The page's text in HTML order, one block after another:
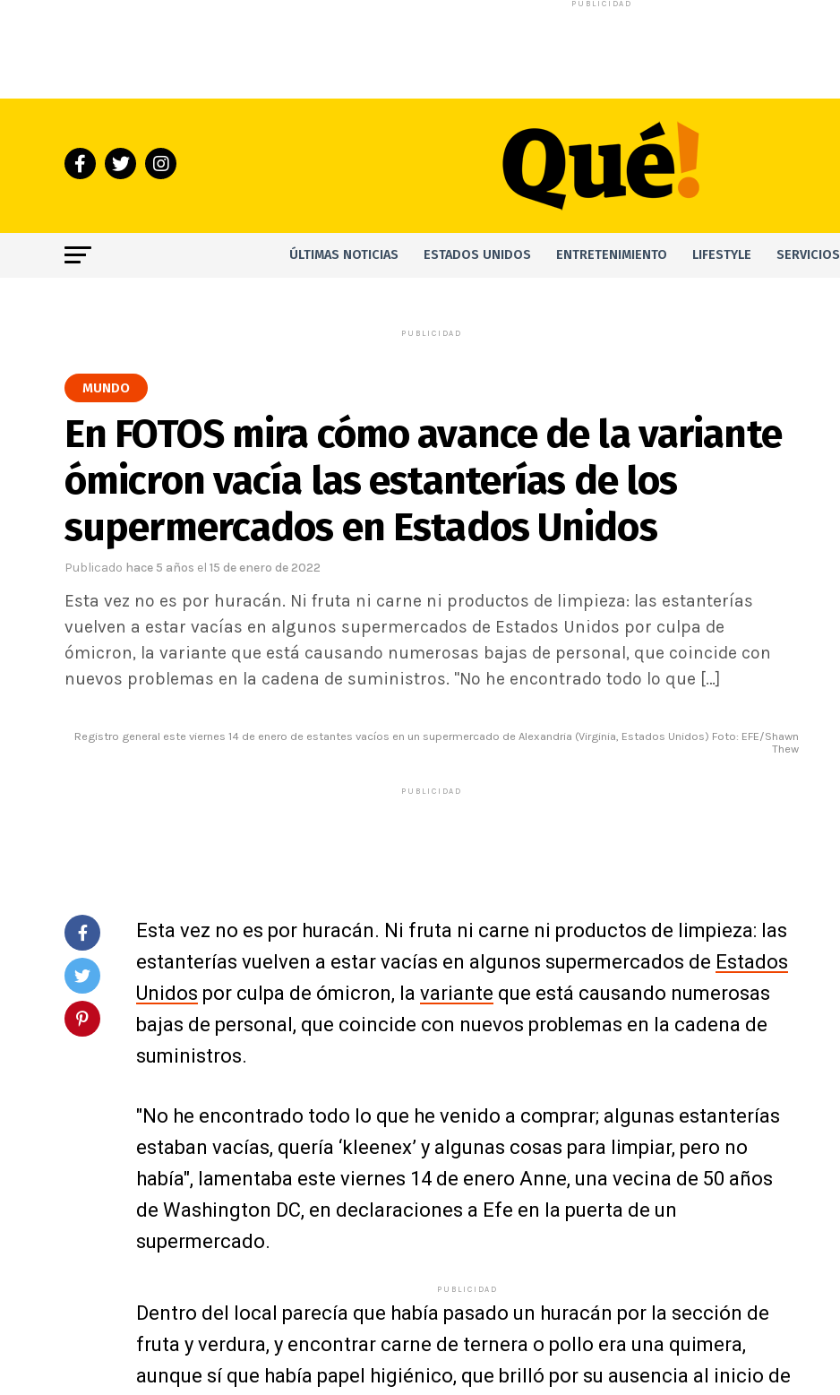
PUBLICIDAD
ÚLTIMAS NOTICIAS ESTADOS UNIDOS ENTRETENIMIENTO LIFESTYLE SERVICIOS
PUBLICIDAD
MUNDO
En FOTOS mira cómo avance de la variante
ómicron vacía las estanterías de los
supermercados en Estados Unidos
Publicado hace 5 años el 15 de enero de 2022
Esta vez no es por huracán. Ni fruta ni carne ni productos de limpieza: las estanterías
vuelven a estar vacías en algunos supermercados de Estados Unidos por culpa de
ómicron, la variante que está causando numerosas bajas de personal, que coincide con
nuevos problemas en la cadena de suministros. "No he encontrado todo lo que […]
Registro general este viernes 14 de enero de estantes vacíos en un supermercado de Alexandria (Virginia, Estados Unidos) Foto: EFE/Shawn
Thew
PUBLICIDAD
Esta vez no es por huracán. Ni fruta ni carne ni productos de limpieza: las
estanterías vuelven a estar vacías en algunos supermercados de Estados
Unidos por culpa de ómicron, la variante que está causando numerosas
bajas de personal, que coincide con nuevos problemas en la cadena de
suministros.
"No he encontrado todo lo que he venido a comprar; algunas estanterías
estaban vacías, quería ‘kleenex’ y algunas cosas para limpiar, pero no
había", lamentaba este viernes 14 de enero Anne, una vecina de 50 años
de Washington DC, en declaraciones a Efe en la puerta de un
supermercado.
PUBLICIDAD
Dentro del local parecía que había pasado un huracán por la sección de
fruta y verdura, y encontrar carne de ternera o pollo era una quimera,
aunque sí que había papel higiénico, que brilló por su ausencia al inicio de